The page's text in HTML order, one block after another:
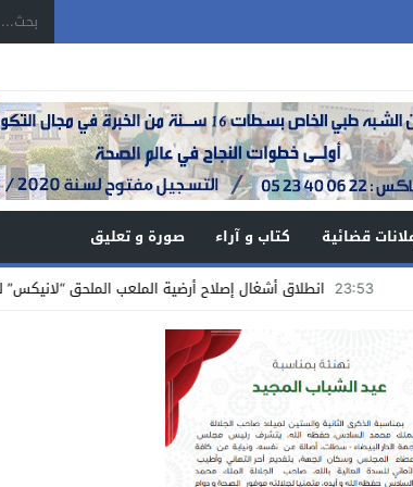
قضائية كتاب و آراء
صورة و تعليق
أشغال إصلاح أرضية الملعب الملحق “لانيكس” لكرة القدم بسطات